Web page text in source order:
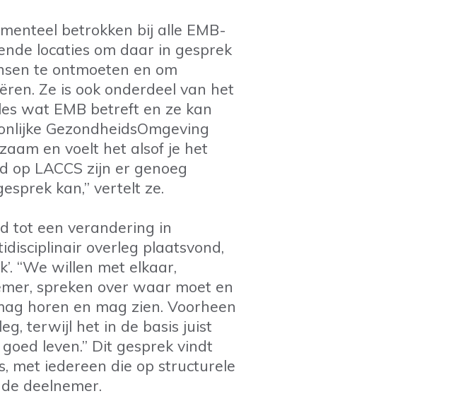
betrokken bij alle EMB-
locaties om daar in gesprek
te ontmoeten en om
Ze is ook onderdeel van het
wat EMB betreft en ze kan
GezondheidsOmgeving
en voelt het alsof je het
LACCS zijn er genoeg
kan,” vertelt ze.
tot een verandering in
overleg plaatsvond,
“We willen met elkaar,
spreken over waar moet en
horen en mag zien. Voorheen
terwijl het in de basis juist
leven.” Dit gesprek vindt
met iedereen die op structurele
deelnemer.